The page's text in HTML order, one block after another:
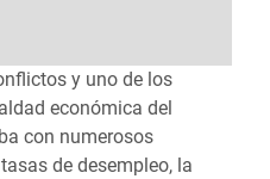
y uno de los
económica del
con numerosos
de desempleo, la